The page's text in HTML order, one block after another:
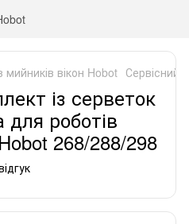
вікон Hobot Сервісний
із серветок
роботів
268/288/298